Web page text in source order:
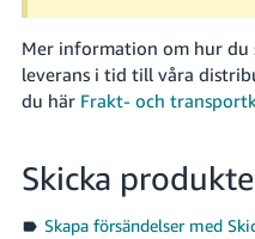
Mer information om hur du
leverans i tid till våra
du här Frakt- och
Skicka
Skapa försändelser med